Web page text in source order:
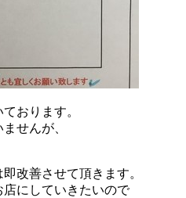
おります。
せんが、
改善させて頂きます。
にしていきたいので